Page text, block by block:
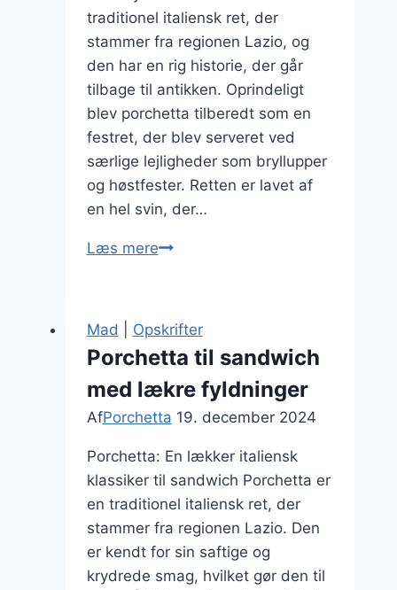
traditionel italiensk ret, der
stammer fra regionen Lazio, og
den har en rig historie, der går
tilbage til antikken. Oprindeligt
blev porchetta tilberedt som en
festret, der blev serveret ved
særlige lejligheder som bryllupper
og høstfester. Retten er lavet af
en hel svin, der…
Læs merePorchetta
til
særlig
anledning
Mad Opskrifter
Porchetta til sandwich
med lækre fyldninger
AfPorchetta 19. december 2024
Porchetta: En lækker italiensk
klassiker til sandwich Porchetta er
en traditionel italiensk ret, der
stammer fra regionen Lazio. Den
er kendt for sin saftige og
krydrede smag, hvilket gør den til